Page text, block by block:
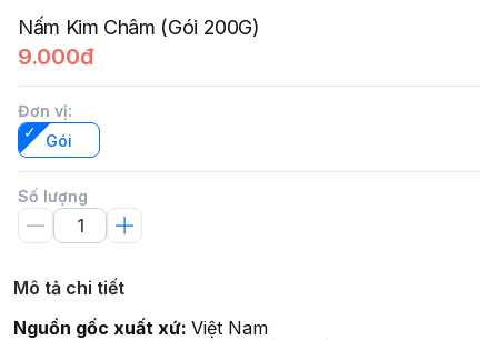
Nấm Kim Châm (Gói 200G)
9.000đ
Đơn vị:
Gói
Số lượng
Mô tả chi tiết
Nguồn gốc xuất xứ: Việt Nam